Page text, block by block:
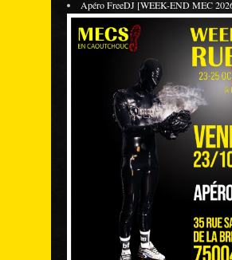
Apéro FreeDJ [WEEK-END MEC